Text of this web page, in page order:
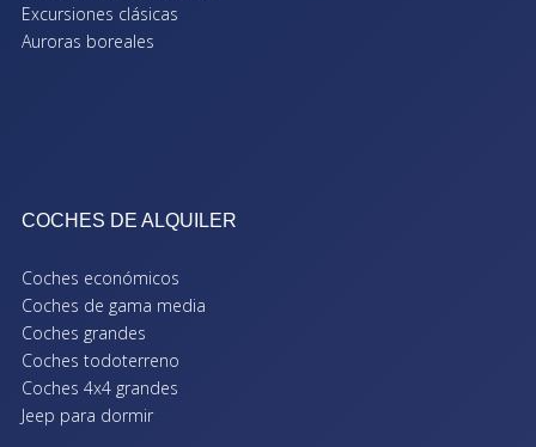
Excursiones clásicas
Auroras boreales
COCHES DE ALQUILER
Coches económicos
Coches de gama media
Coches grandes
Coches todoterreno
Coches 4x4 grandes
Jeep para dormir